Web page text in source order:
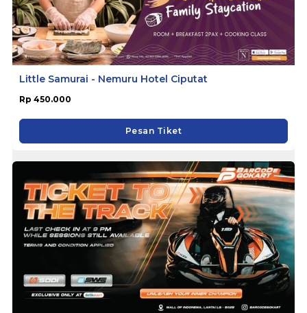
Little Samurai - Nemuru Hotel Ciputat
Rp 450.000
Pesan Tiket